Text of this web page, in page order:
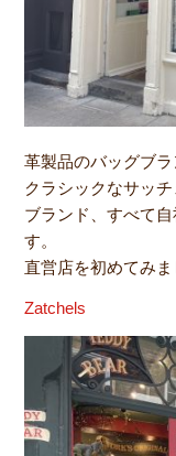
革製品のバッグブラ
クラシックなサッ
ブランド、すべて
す。
直営店を初めてみま
Zatchels